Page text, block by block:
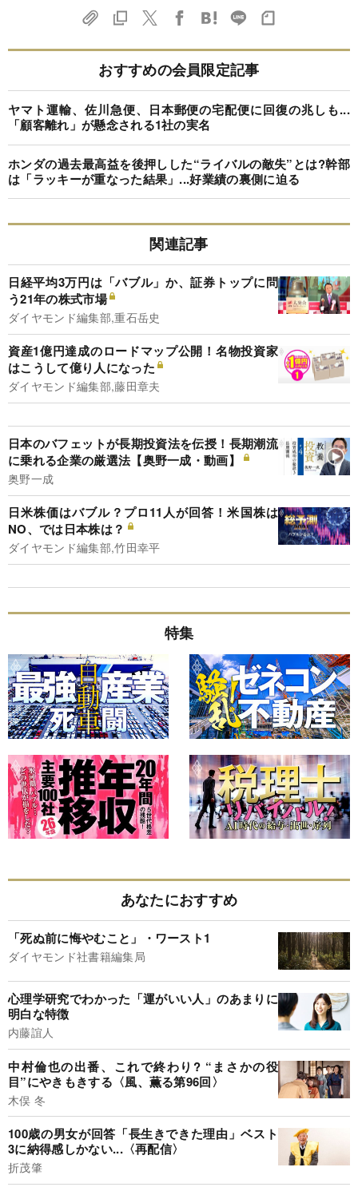
おすすめの会員限定記事
ヤマト運輸、佐川急便、日本郵便の宅配便に回復の兆しも...
「顧客離れ」が懸念される1社の実名
ホンダの過去最高益を後押しした“ライバルの敵失”とは?幹部
は「ラッキーが重なった結果」...好業績の裏側に迫る
関連記事
日経平均3万円は「バブル」か、証券トップに問
う21年の株式市場
ダイヤモンド編集部,重石岳史
資産1億円達成のロードマップ公開！名物投資家
はこうして億り人になった
ダイヤモンド編集部,藤田章夫
日本のバフェットが長期投資法を伝授！長期潮流
に乗れる企業の厳選法【奥野一成・動画】
奥野一成
日米株価はバブル？プロ11人が回答！米国株は
NO、では日本株は？
ダイヤモンド編集部,竹田幸平
特集
あなたにおすすめ
「死ぬ前に悔やむこと」・ワースト1
ダイヤモンド社書籍編集局
心理学研究でわかった「運がいい人」のあまりに
明白な特徴
内藤誼人
中村倫也の出番、これで終わり? “まさかの役
目”にやきもきする〈風、薫る第96回〉
木俣 冬
100歳の男女が回答「長生きできた理由」ベスト
3に納得感しかない...〈再配信〉
折茂肇